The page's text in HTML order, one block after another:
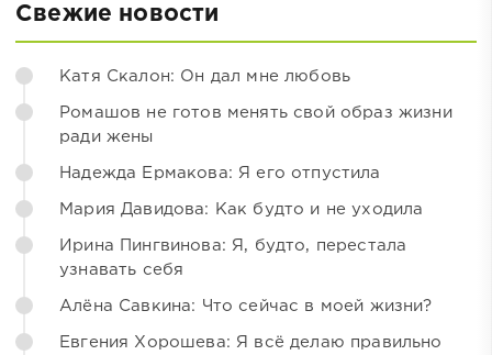
Свежие новости
Катя Скалон: Он дал мне любовь
Ромашов не готов менять свой образ жизни
ради жены
Надежда Ермакова: Я его отпустила
Мария Давидова: Как будто и не уходила
Ирина Пингвинова: Я, будто, перестала
узнавать себя
Алёна Савкина: Что сейчас в моей жизни?
Евгения Хорошева: Я всё делаю правильно